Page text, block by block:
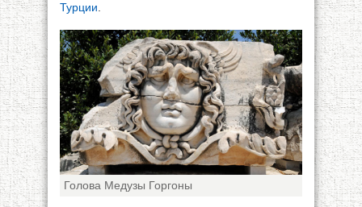
Турции
Голова Медузы Горгоны